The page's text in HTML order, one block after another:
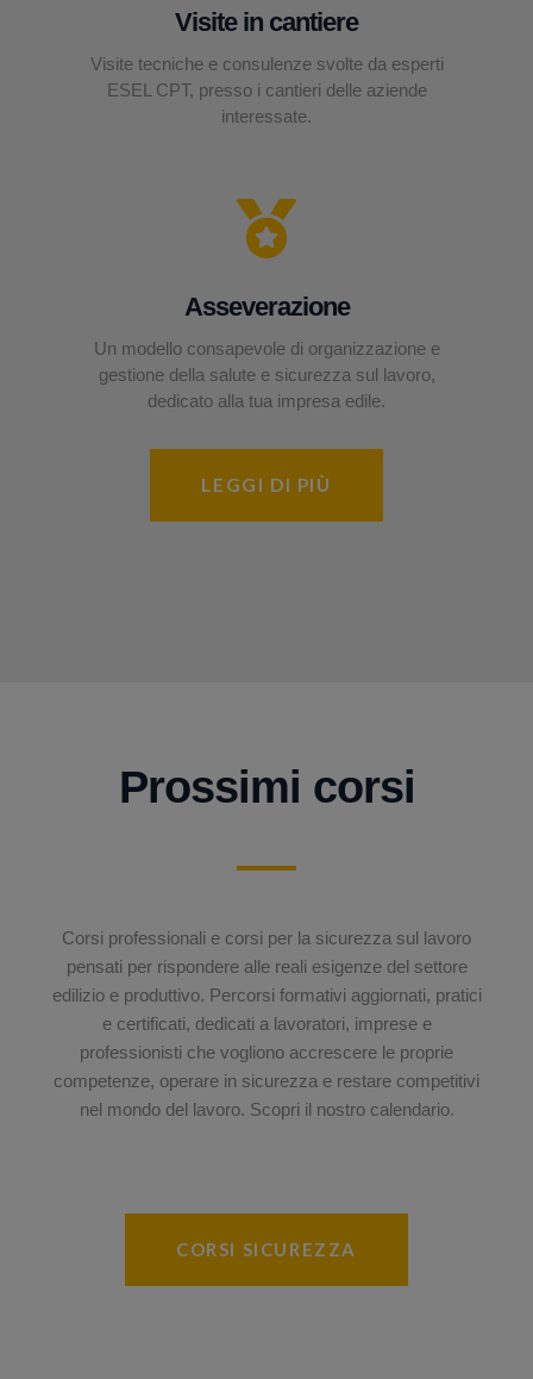
Visite in cantiere
Visite tecniche e consulenze svolte da esperti
ESEL CPT, presso i cantieri delle aziende
interessate.
Asseverazione
Un modello consapevole di organizzazione e
gestione della salute e sicurezza sul lavoro,
dedicato alla tua impresa edile.
LEGGI DI PIÙ
Prossimi corsi
Corsi professionali e corsi per la sicurezza sul lavoro
pensati per rispondere alle reali esigenze del settore
edilizio e produttivo. Percorsi formativi aggiornati, pratici
e certificati, dedicati a lavoratori, imprese e
professionisti che vogliono accrescere le proprie
competenze, operare in sicurezza e restare competitivi
nel mondo del lavoro. Scopri il nostro calendario.
CORSI SICUREZZA